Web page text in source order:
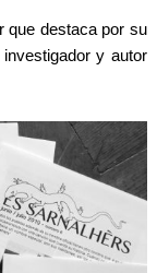
que destaca por su
y autor